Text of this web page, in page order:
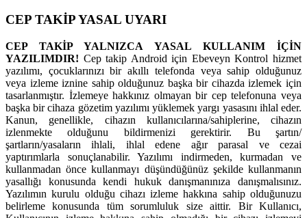
CEP TAKİP YASAL UYARI
CEP TAKİP YALNIZCA YASAL KULLANIM İÇİN
YAZILIMDIR! Cep takip Android için Ebeveyn Kontrol hizmet
yazılımı, çocuklarınızı bir akıllı telefonda veya sahip olduğunuz
veya izleme iznine sahip olduğunuz başka bir cihazda izlemek için
tasarlanmıştır. İzlemeye hakkınız olmayan bir cep telefonuna veya
başka bir cihaza gözetim yazılımı yüklemek yargı yasasını ihlal eder.
Kanun, genellikle, cihazın kullanıcılarına/sahiplerine, cihazın
izlenmekte olduğunu bildirmenizi gerektirir. Bu şartın/
şartların/yasaların ihlali, ihlal edene ağır parasal ve cezai
yaptırımlarla sonuçlanabilir. Yazılımı indirmeden, kurmadan ve
kullanmadan önce kullanmayı düşündüğünüz şekilde kullanmanın
yasallığı konusunda kendi hukuk danışmanınıza danışmalısınız.
Yazılımın kurulu olduğu cihazı izleme hakkına sahip olduğunuzu
belirleme konusunda tüm sorumluluk size aittir. Bir Kullanıcı,